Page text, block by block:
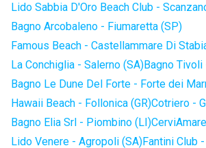
Lido Sabbia D'Oro Beach Club -
Bagno Arcobaleno - Fiumaretta (SP)
Famous Beach - Castellammare Di
La Conchiglia - Salerno (SA)Bagno Tivoli
Bagno Le Dune Del Forte - Forte dei
Hawaii Beach - Follonica (GR)Cotriero -
Bagno Elia Srl - Piombino (LI)
Lido Venere - Agropoli (SA)Fantini Club